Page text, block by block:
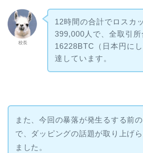
校長
12時間の合計でロスカ
399,000人で、全取引所
16228BTC（日本円に
達しています。
また、今回の暴落が発生るする前
で、ダッピングの話題が取り上げ
ました。